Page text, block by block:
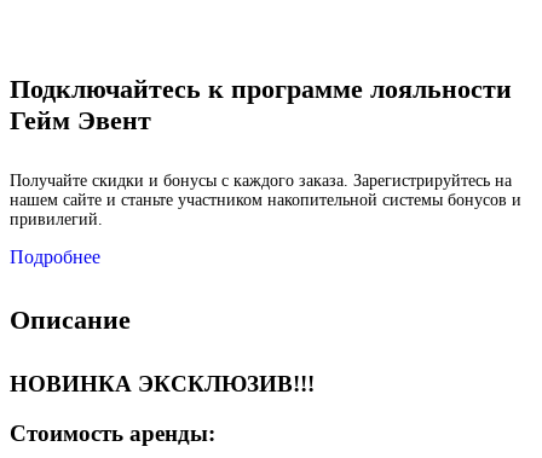
Подключайтесь к программе лояльности
Гейм Эвент
Получайте скидки и бонусы с каждого заказа. Зарегистрируйтесь на
нашем сайте и станьте участником накопительной системы бонусов и
привилегий.
Подробнее
Описание
НОВИНКА ЭКСКЛЮЗИВ!!!
Стоимость аренды: